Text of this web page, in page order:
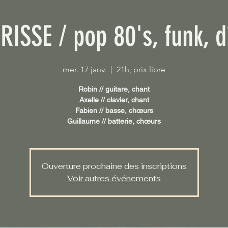
/ pop 80's, funk,
mer. 17 janv.
  |
21h, prix libre
Robin // guitare, chant
Axelle // clavier, chant
Fabien // basse, chœurs
Guillaume // batterie, chœurs
Ouverture prochaine des inscriptions
Voir autres événements